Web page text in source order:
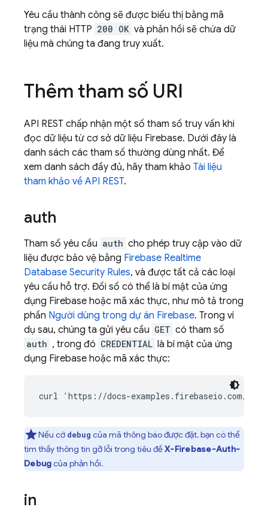
Yêu cầu thành công sẽ được biểu thị bằng mã
trạng thái HTTP 200 OK và phản hồi sẽ chứa dữ
liệu mà chúng ta đang truy xuất.
Thêm tham số URI
API REST chấp nhận một số tham số truy vấn khi
đọc dữ liệu từ cơ sở dữ liệu Firebase. Dưới đây là
danh sách các tham số thường dùng nhất. Để
xem danh sách đầy đủ, hãy tham khảo Tài liệu
tham khảo về API REST.
auth
Tham số yêu cầu auth cho phép truy cập vào dữ
liệu được bảo vệ bằng Firebase Realtime
Database Security Rules, và được tất cả các loại
yêu cầu hỗ trợ. Đối số có thể là bí mật của ứng
dụng Firebase hoặc mã xác thực, như mô tả trong
phần Người dùng trong dự án Firebase. Trong ví
dụ sau, chúng ta gửi yêu cầu GET có tham số
auth , trong đó CREDENTIAL là bí mật của ứng
dụng Firebase hoặc mã xác thực:
Nếu cờ debug của mã thông báo được đặt, bạn có thể
tìm thấy thông tin gỡ lỗi trong tiêu đềX-Firebase-Auth-
Debugcủa phản hồi.
in